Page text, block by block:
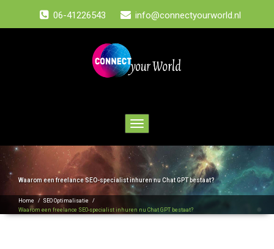
06-41226543 info@connectyourworld.nl
Toggle
navigation
Waarom een freelance SEO-specialist inhuren nu Chat GPT bestaat?
Home / SEO Optimalisatie /
Waarom een freelance SEO-specialist inhuren nu Chat GPT bestaat?